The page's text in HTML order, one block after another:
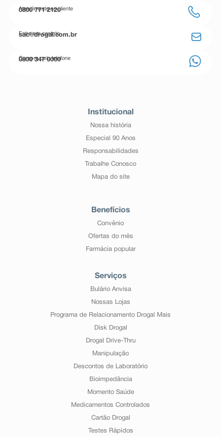
Atendimento ao cliente
0800 771 2120
Entre em contato
sac@drogal.com.br
Compre pelo telefone
0800 347 0000
Institucional
Nossa história
Especial 90 Anos
Responsabilidades
Trabalhe Conosco
Mapa do site
Benefícios
Convênio
Ofertas do mês
Farmácia popular
Serviços
Bulário Anvisa
Nossas Lojas
Programa de Relacionamento Drogal Mais
Disk Drogal
Drogal Drive-Thru
Manipulação
Descontos de Laboratório
Bioimpedância
Momento Saúde
Medicamentos Controlados
Cartão Drogal
Testes Rápidos